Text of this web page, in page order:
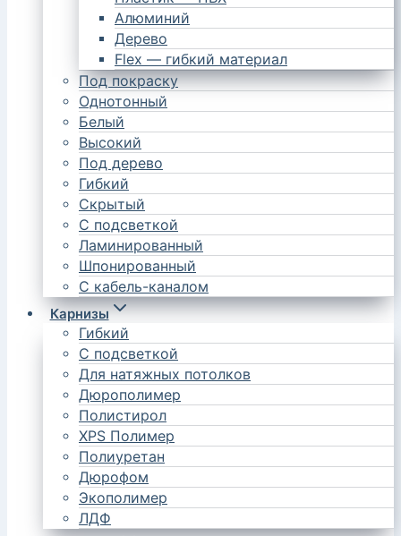
Алюминий
Дерево
Flex — гибкий материал
Под покраску
Однотонный
Белый
Высокий
Под дерево
Гибкий
Скрытый
С подсветкой
Ламинированный
Шпонированный
С кабель-каналом
Карнизы
Гибкий
С подсветкой
Для натяжных потолков
Дюрополимер
Полистирол
XPS Полимер
Полиуретан
Дюрофом
Экополимер
ЛДФ